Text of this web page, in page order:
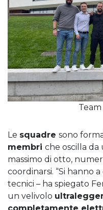
Le squadre sono
membri che oscilla
massimo di otto,
coordinarsi. “Si hanno
tecnici – ha spiegato
un velivolo